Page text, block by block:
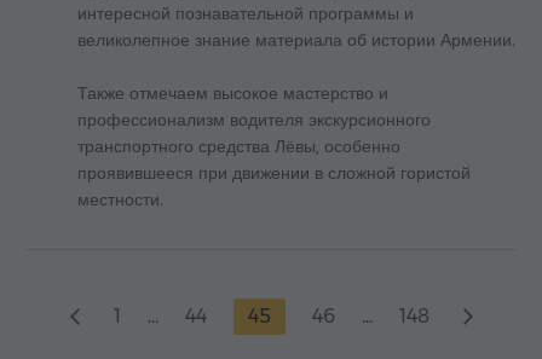
интересной познавательной программы и
великолепное знание материала об истории Армении.
Также отмечаем высокое мастерство и
профессионализм водителя экскурсионного
транспортного средства Лёвы, особенно
проявившееся при движении в сложной гористой
местности.
1 ... 44 45 46 ... 148